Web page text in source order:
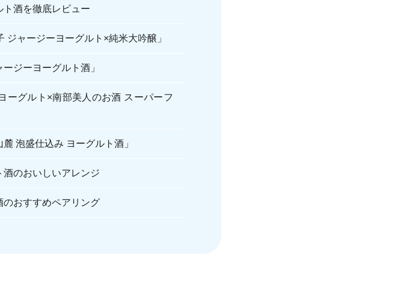
酒を徹底レビュー
ジャージーヨーグルト×純米大吟醸」
ジーヨーグルト酒」
ーグルト×南部美人のお酒 スーパーフ
泡盛仕込み ヨーグルト酒」
のおいしいアレンジ
のおすすめペアリング